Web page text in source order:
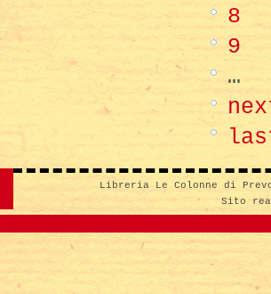
8
9
…
Libreria Le Colonne di
Sito